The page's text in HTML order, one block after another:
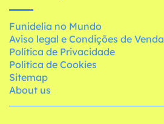
Funidelia no Mundo
Aviso legal e Condições de Venda
Política de Privacidade
Política de Cookies
Sitemap
About us